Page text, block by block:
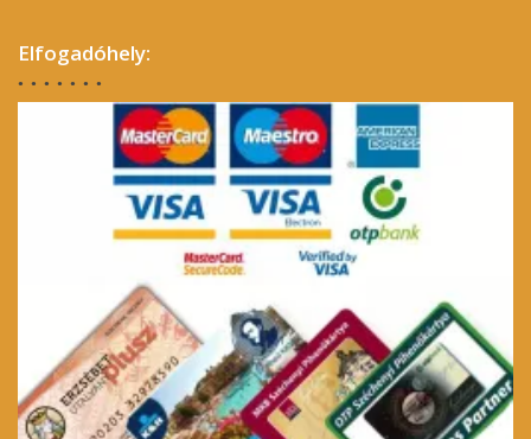
Elfogadóhely: